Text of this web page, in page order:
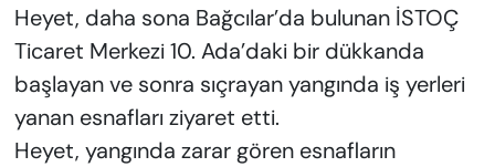
Heyet, daha sona Bağcılar’da bulunan İSTOÇ
Ticaret Merkezi 10. Ada’daki bir dükkanda
başlayan ve sonra sıçrayan yangında iş yerleri
yanan esnafları ziyaret etti.
Heyet, yangında zarar gören esnafların